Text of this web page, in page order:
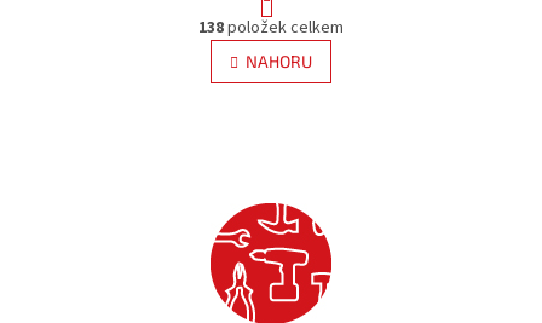
O
v
l
á
p
r
v
k
y
r
á
n
k
138položek celkem
NAHORU